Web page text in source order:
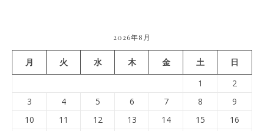
2026年8月
月 火 水 木 金 土
日
1
2
3
4 5 6 7 8
9
10
11 12 13 14 15
16